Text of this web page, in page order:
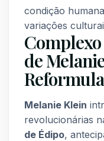
condição
variações
de
Melanie Klein
revolucionárias
de Édipo,